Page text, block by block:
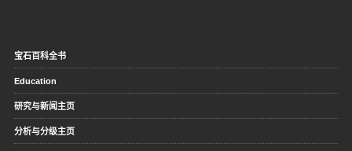
宝石百科全书
Education
研究与新闻主页
分析与分级主页